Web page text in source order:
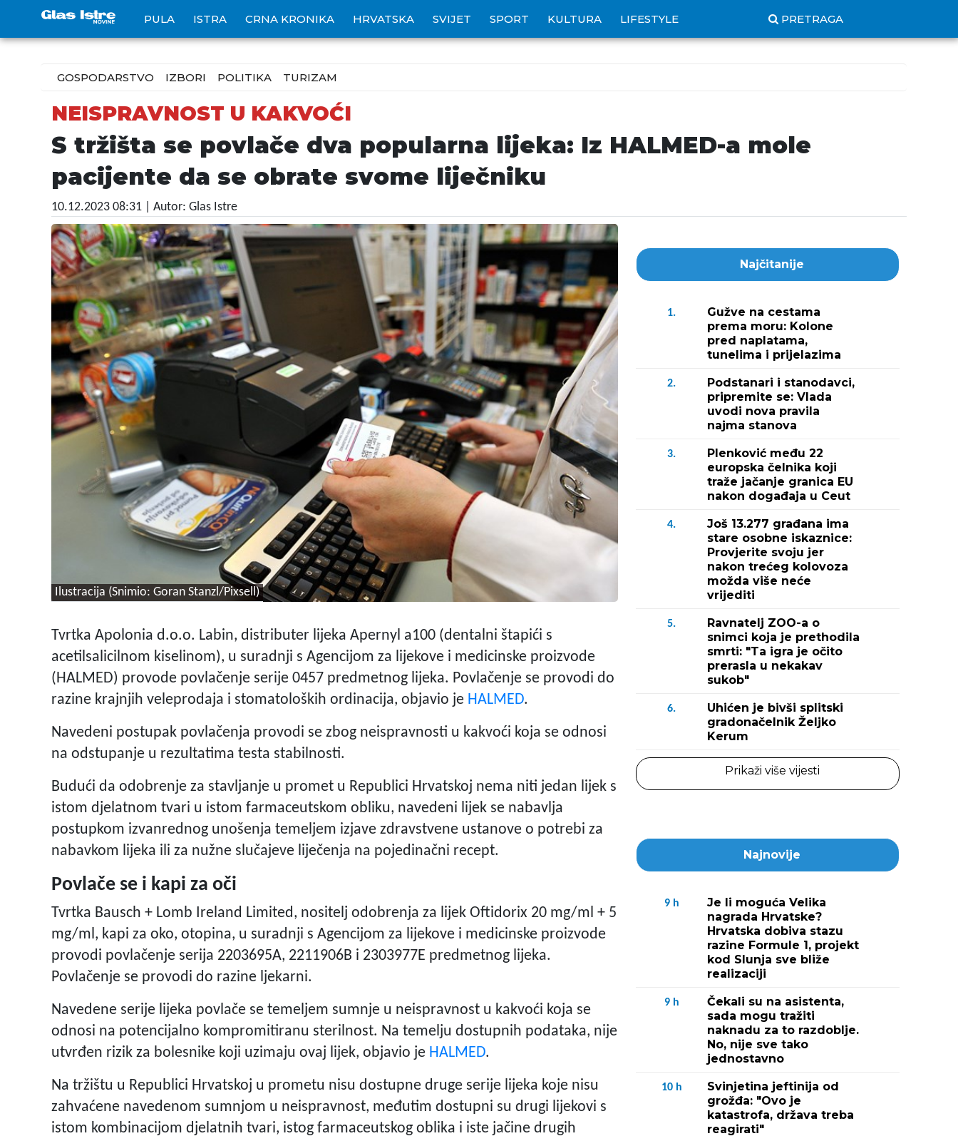
PULA ISTRA CRNA KRONIKA HRVATSKA SVIJET SPORT KULTURA LIFESTYLE PRETRAGA
GOSPODARSTVO IZBORI POLITIKA TURIZAM
NEISPRAVNOST U KAKVOĆI
S tržišta se povlače dva popularna lijeka: Iz HALMED-a mole
pacijente da se obrate svome liječniku
10.12.2023 08:31 | Autor: Glas Istre
Ilustracija (Snimio: Goran Stanzl/Pixsell)
Tvrtka Apolonia d.o.o. Labin, distributer lijeka Apernyl a100 (dentalni štapići s
acetilsalicilnom kiselinom), u suradnji s Agencijom za lijekove i medicinske proizvode
(HALMED) provode povlačenje serije 0457 predmetnog lijeka. Povlačenje se provodi do
razine krajnjih veleprodaja i stomatoloških ordinacija, objavio je HALMED.
Navedeni postupak povlačenja provodi se zbog neispravnosti u kakvoći koja se odnosi
na odstupanje u rezultatima testa stabilnosti.
Budući da odobrenje za stavljanje u promet u Republici Hrvatskoj nema niti jedan lijek s
istom djelatnom tvari u istom farmaceutskom obliku, navedeni lijek se nabavlja
postupkom izvanrednog unošenja temeljem izjave zdravstvene ustanove o potrebi za
nabavkom lijeka ili za nužne slučajeve liječenja na pojedinačni recept.
Povlače se i kapi za oči
Tvrtka Bausch + Lomb Ireland Limited, nositelj odobrenja za lijek Oftidorix 20 mg/ml + 5
mg/ml, kapi za oko, otopina, u suradnji s Agencijom za lijekove i medicinske proizvode
provodi povlačenje serija 2203695A, 2211906B i 2303977E predmetnog lijeka.
Povlačenje se provodi do razine ljekarni.
Navedene serije lijeka povlače se temeljem sumnje u neispravnost u kakvoći koja se
odnosi na potencijalno kompromitiranu sterilnost. Na temelju dostupnih podataka, nije
utvrđen rizik za bolesnike koji uzimaju ovaj lijek, objavio je HALMED.
Na tržištu u Republici Hrvatskoj u prometu nisu dostupne druge serije lijeka koje nisu
zahvaćene navedenom sumnjom u neispravnost, međutim dostupni su drugi lijekovi s
istom kombinacijom djelatnih tvari, istog farmaceutskog oblika i iste jačine drugih
Najčitanije
1.
Gužve na cestama
prema moru: Kolone
pred naplatama,
tunelima i prijelazima
2.
Podstanari i stanodavci,
pripremite se: Vlada
uvodi nova pravila
najma stanova
3.
Plenković među 22
europska čelnika koji
traže jačanje granica EU
nakon događaja u Ceut
4.
Još 13.277 građana ima
stare osobne iskaznice:
Provjerite svoju jer
nakon trećeg kolovoza
možda više neće
vrijediti
5.
Ravnatelj ZOO-a o
snimci koja je prethodila
smrti: "Ta igra je očito
prerasla u nekakav
sukob"
6.
Uhićen je bivši splitski
gradonačelnik Željko
Kerum
Prikaži više vijesti
Najnovije
9 h
Je li moguća Velika
nagrada Hrvatske?
Hrvatska dobiva stazu
razine Formule 1, projekt
kod Slunja sve bliže
realizaciji
9 h
Čekali su na asistenta,
sada mogu tražiti
naknadu za to razdoblje.
No, nije sve tako
jednostavno
10 h
Svinjetina jeftinija od
grožđa: "Ovo je
katastrofa, država treba
reagirati"